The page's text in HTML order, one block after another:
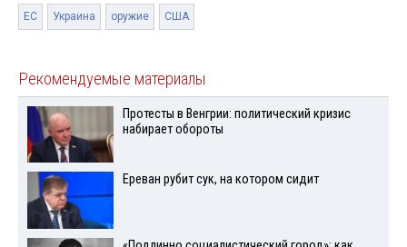
ЕС Украина оружие США
Рекомендуемые материалы
Протесты в Венгрии: политический кризис
набирает обороты
Ереван рубит сук, на котором сидит